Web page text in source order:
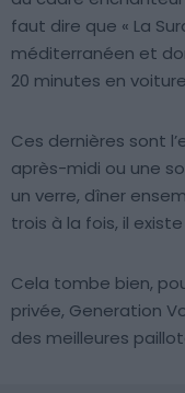
faut dire que « La
méditerranéen et
20 minutes en
Ces dernières sont
après-midi ou une
un verre, dîner
trois à la fois, il
Cela tombe bien,
privée, Generation
des meilleures